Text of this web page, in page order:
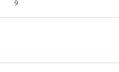
9